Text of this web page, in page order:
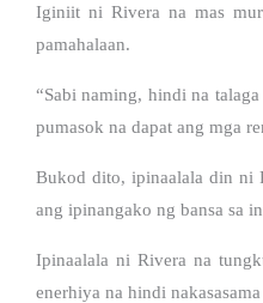
Iginiit ni Rivera na mas
pamahalaan.
“Sabi naming, hindi na
pumasok na dapat ang mga
Bukod dito, ipinaalala din ni
ang ipinangako ng bansa sa
Ipinaalala ni Rivera na
enerhiya na hindi